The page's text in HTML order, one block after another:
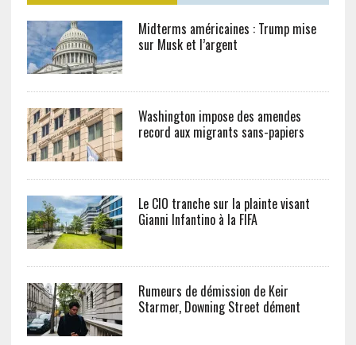
Midterms américaines : Trump mise
sur Musk et l’argent
Washington impose des amendes
record aux migrants sans-papiers
Le CIO tranche sur la plainte visant
Gianni Infantino à la FIFA
Rumeurs de démission de Keir
Starmer, Downing Street dément